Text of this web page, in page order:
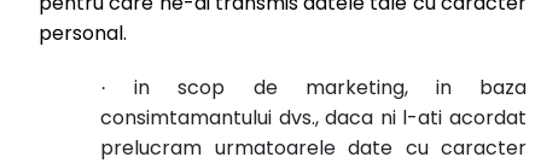
personal.
·in scop de marketing, in baza
consimtamantului dvs., daca ni l-ati acordat
prelucram urmatoarele date cu caracter